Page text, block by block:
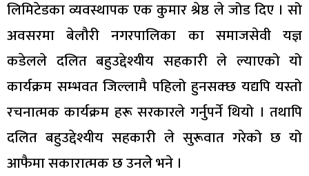
लिमिटेडका व्यवस्थापक एक कुमार श्रेष्ठ ले जोड दिए । सो
अवसरमा बेलौरी नगरपालिका का समाजसेवी यज्ञ
कडेलले दलित बहुउद्देश्यीय सहकारी ले ल्याएको यो
कार्यक्रम सम्भवत जिल्लामै पहिलो हुनसक्छ यद्यपि यस्तो
रचनात्मक कार्यक्रम हरू सरकारले गर्नुपर्ने थियो । तथापि
दलित बहुउद्देश्यीय सहकारी ले सुरूवात गरेको छ यो
आफैमा सकारात्मक छ उनलेे भने ।